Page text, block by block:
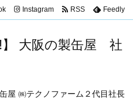
】 大阪の製缶屋 社
屋 ㈱テクノファーム２代目社長
Instagram RSS Feedly